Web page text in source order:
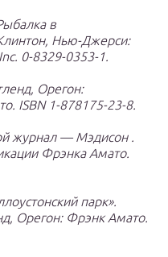
в
Нью-Джерси:
0-8329-0353-1.
Орегон:
ISBN 1-878175-23-8.
журнал — Мэдисон.
Фрэнка Амато.
парк».
Орегон: Фрэнк Амато.